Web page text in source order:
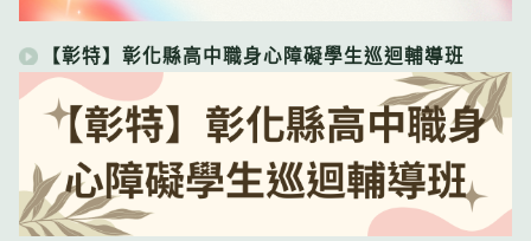
【彰特】彰化縣高中職身心障礙學生巡迴輔導班